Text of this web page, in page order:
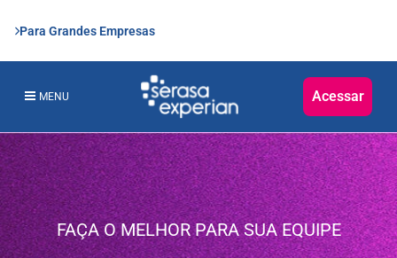
Para Grandes Empresas
MENU Acessar
FAÇA O MELHOR PARA SUA EQUIPE